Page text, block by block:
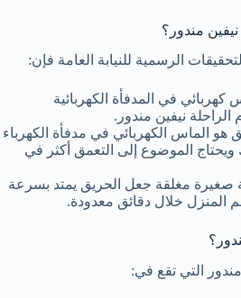
مندور؟
الرسمية للنيابة العامة فإن:
كهربائي في المدفأة الكهربائية
نيفين مندور.
هو الماس الكهربائي في مدفأة الكهرباء
ويحتاج الموضوع إلى التعمق أكثر في
صغيرة مغلقة جعل الحريق يمتد بسرعة
المنزل خلال دقائق معدودة.
التي تقع في: